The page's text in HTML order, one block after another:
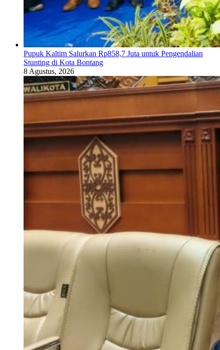
Pupuk Kaltim Salurkan Rp858,7 Juta untuk Pengendalian
Stunting di Kota Bontang
8 Agustus, 2026